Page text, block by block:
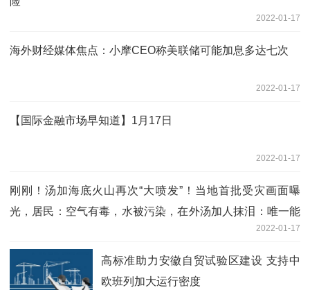
2022-01-17
海外财经媒体焦点：小摩CEO称美联储可能加息多达七次
2022-01-17
【国际金融市场早知道】1月17日
2022-01-17
刚刚！汤加海底火山再次“大喷发”！当地首批受灾画面曝
光，居民：空气有毒，水被污染，在外汤加人抹泪：唯一能
2022-01-17
高标准助力安徽自贸试验区建设 支持中
欧班列加大运行密度